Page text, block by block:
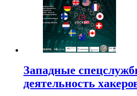
Западные
деятельность